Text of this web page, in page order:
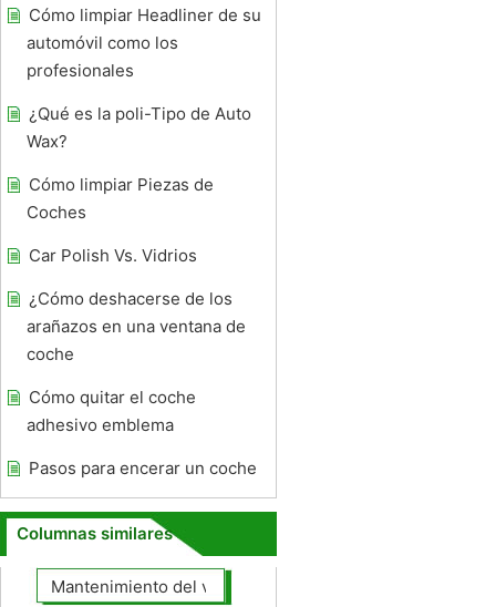
Cómo limpiar Headliner de su
automóvil como los
profesionales
¿Qué es la poli-Tipo de Auto
Wax?
Cómo limpiar Piezas de
Coches
Car Polish Vs. Vidrios
¿Cómo deshacerse de los
arañazos en una ventana de
coche
Cómo quitar el coche
adhesivo emblema
Pasos para encerar un coche
Columnas similares
Mantenimiento del vehículo